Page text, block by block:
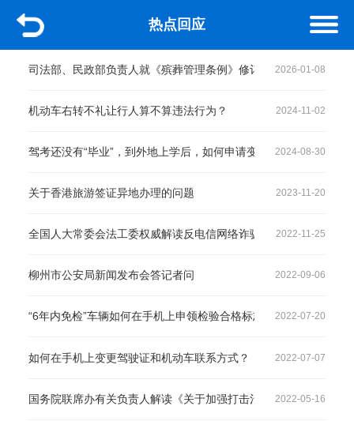
热点回应
司法部、民政部负责人就《殡葬管理条例》修订答记者问
2026-01-08
机动车右转不礼让行人算不算违法行为？ 2024-11-02
驾考还没有“毕业”，到外地上学后，如何申请变更考试地？
2024-08-30
关于香港旅游签证异地办理的问题 2023-11-20
全国人大常委会法工委权威解读反电信网络诈骗法亮点2022-11-25
柳州市公安局新闻发布会答记者问 2022-09-06
“6年内免检”车辆如何在手机上申领检验合格标志？ 2022-07-20
如何在手机上变更驾驶证和机动车联系方式？ 2022-07-07
国务院联席办有关负责人解读《关于加强打击治理电信网络诈骗违
2022-05-16